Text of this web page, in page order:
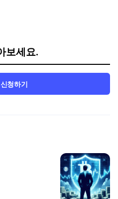
보세요.
청하기